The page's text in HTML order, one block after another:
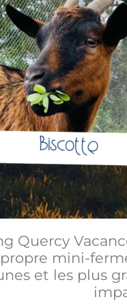
Quercy
mini-
et les plus